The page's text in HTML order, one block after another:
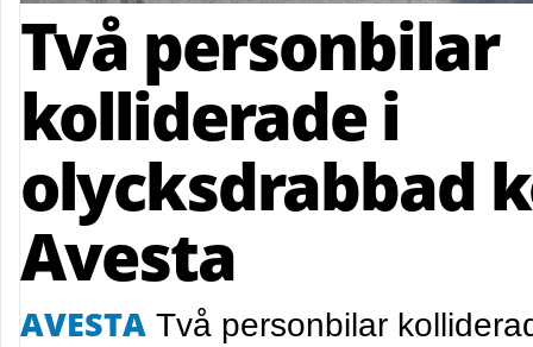
Två personbilar
kolliderade i
olycksdrabbad
Avesta
AVESTA Två personbilar